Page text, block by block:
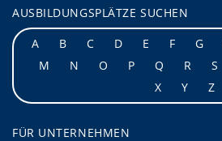
AUSBILDUNGSPLÄTZE SUCHEN
A
B C D E F G
M
N O P Q R S
X
Y Z
FÜR UNTERNEHMEN